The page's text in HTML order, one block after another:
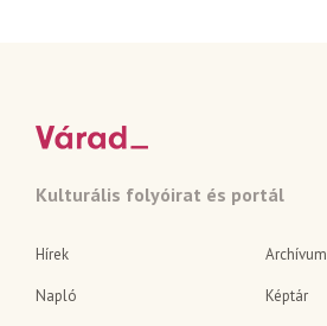
Kulturális folyóirat és portál
Hírek
Napló
Archívum
Képtár